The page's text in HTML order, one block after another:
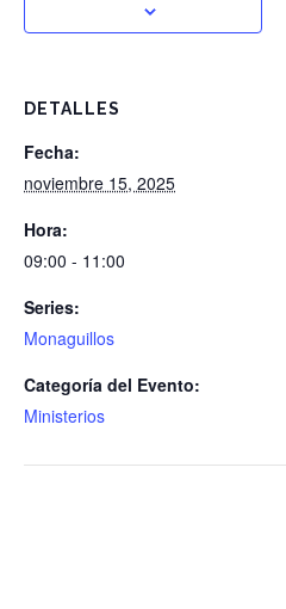
DETALLES
Fecha:
noviembre 15, 2025
Hora:
09:00 - 11:00
Series:
Monaguillos
Categoría del Evento:
Ministerios